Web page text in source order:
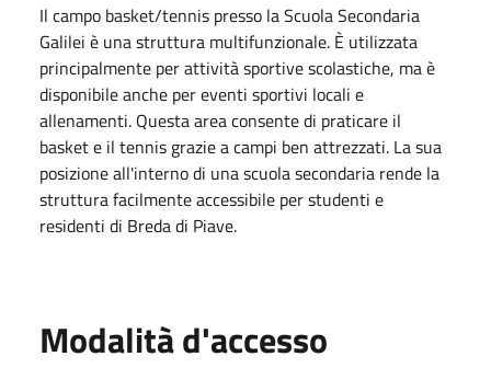
Il campo basket/tennis presso la Scuola Secondaria
Galilei è una struttura multifunzionale. È utilizzata
principalmente per attività sportive scolastiche, ma è
disponibile anche per eventi sportivi locali e
allenamenti. Questa area consente di praticare il
basket e il tennis grazie a campi ben attrezzati. La sua
posizione all'interno di una scuola secondaria rende la
struttura facilmente accessibile per studenti e
residenti di Breda di Piave.
Modalità d'accesso